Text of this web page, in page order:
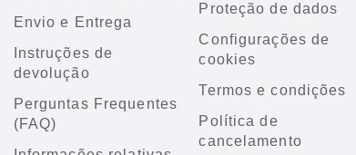
Envio e Entrega
Instruções de
devolução
Perguntas Frequentes
(FAQ)
Proteção de dados
Configurações de
cookies
Termos e condições
Política de
cancelamento